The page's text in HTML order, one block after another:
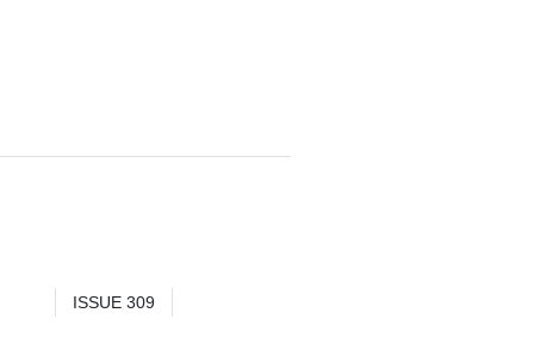
ISSUE 309